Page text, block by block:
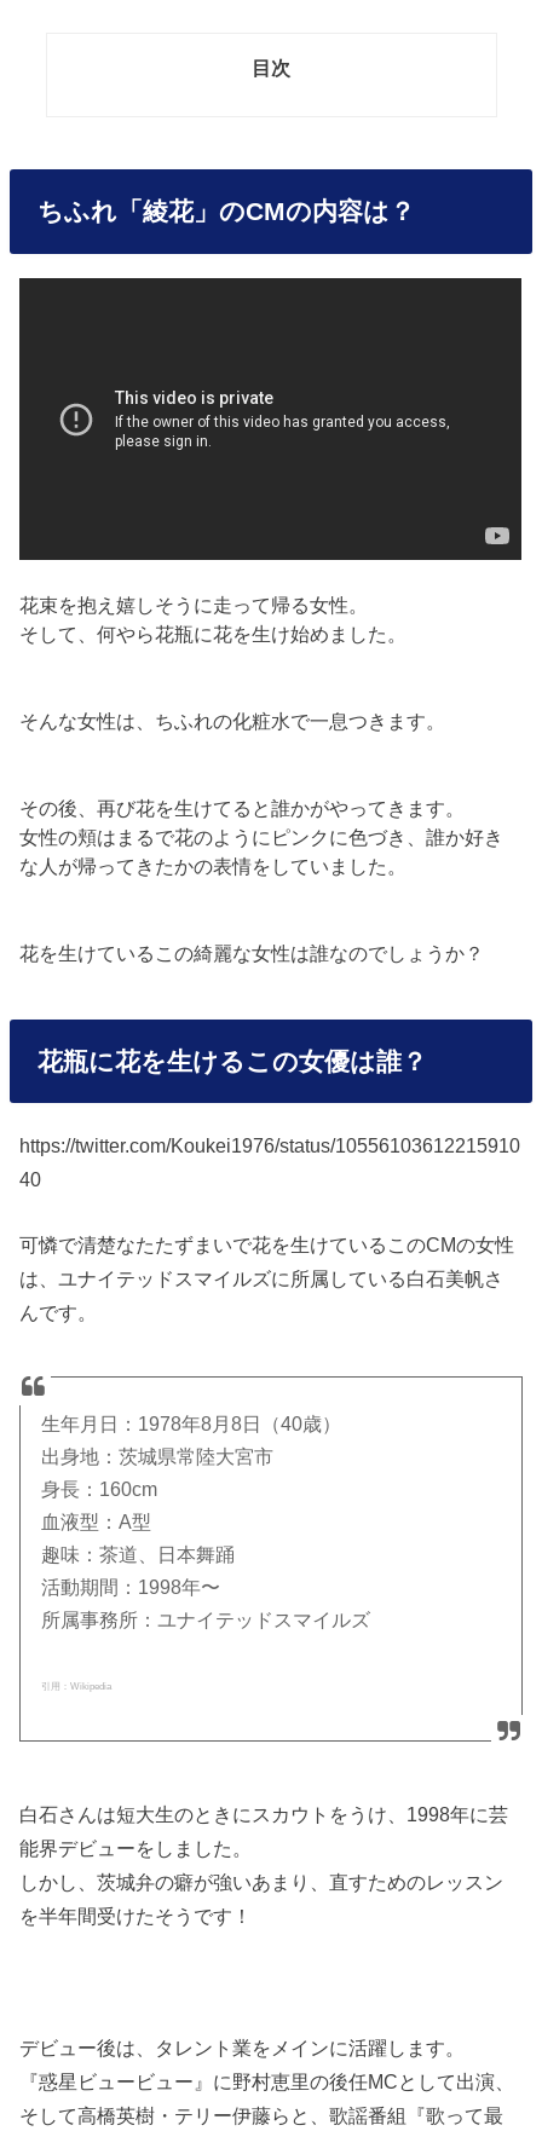
目次
ちふれ「綾花」のCMの内容は？
花束を抱え嬉しそうに走って帰る女性。
そして、何やら花瓶に花を生け始めました。
そんな女性は、ちふれの化粧水で一息つきます。
その後、再び花を生けてると誰かがやってきます。
女性の頬はまるで花のようにピンクに色づき、誰か好き
な人が帰ってきたかの表情をしていました。
花を生けているこの綺麗な女性は誰なのでしょうか？
花瓶に花を生けるこの女優は誰？
https://twitter.com/Koukei1976/status/10556103612215910
40
可憐で清楚なたたずまいで花を生けているこのCMの女性
は、ユナイテッドスマイルズに所属している白石美帆さ
んです。
生年月日：1978年8月8日（40歳）
出身地：茨城県常陸大宮市
身長：160cm
血液型：A型
趣味：茶道、日本舞踊
活動期間：1998年〜
所属事務所：ユナイテッドスマイルズ
引用：Wikipedia
白石さんは短大生のときにスカウトをうけ、1998年に芸
能界デビューをしました。
しかし、茨城弁の癖が強いあまり、直すためのレッスン
を半年間受けたそうです！
デビュー後は、タレント業をメインに活躍します。
『惑星ビュービュー』に野村恵里の後任MCとして出演、
そして高橋英樹・テリー伊藤らと、歌謡番組『歌って最